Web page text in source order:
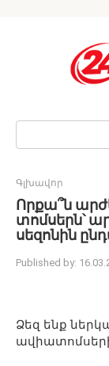
Search:
Գլխավոր
Որքա՞ն
տոմսերն՝
սեզոնին
Published by:
Ձեզ ենք